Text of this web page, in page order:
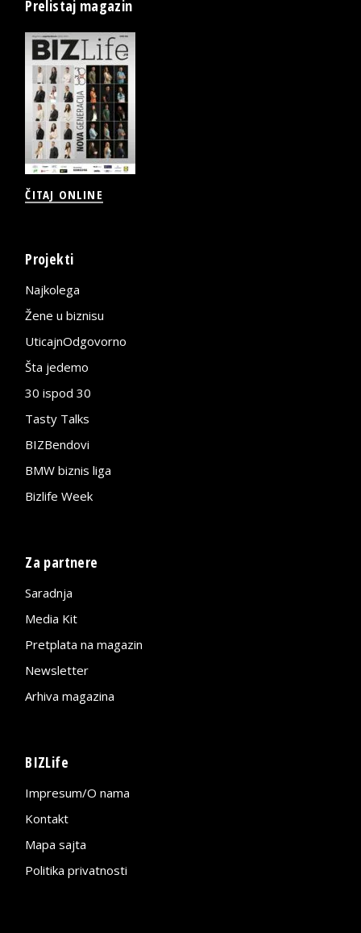
Prelistaj magazin
ČITAJ ONLINE
Projekti
Najkolega
Žene u biznisu
UticajnOdgovorno
Šta jedemo
30 ispod 30
Tasty Talks
BIZBendovi
BMW biznis liga
Bizlife Week
Za partnere
Saradnja
Media Kit
Pretplata na magazin
Newsletter
Arhiva magazina
BIZLife
Impresum/O nama
Kontakt
Mapa sajta
Politika privatnosti